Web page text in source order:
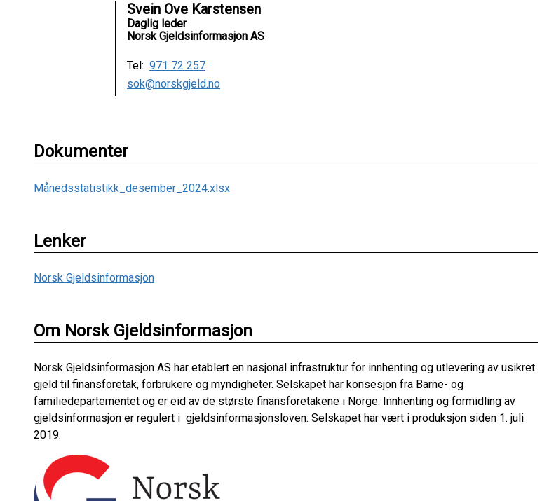
Svein Ove Karstensen
Daglig leder
Norsk Gjeldsinformasjon AS
Tel: 971 72 257
sok@norskgjeld.no
Dokumenter
Månedsstatistikk_desember_2024.xlsx
Lenker
Norsk Gjeldsinformasjon
Om Norsk Gjeldsinformasjon
Norsk Gjeldsinformasjon AS har etablert en nasjonal infrastruktur for innhenting og utlevering av usikret
gjeld til finansforetak, forbrukere og myndigheter. Selskapet har konsesjon fra Barne- og
familiedepartementet og er eid av de største finansforetakene i Norge. Innhenting og formidling av
gjeldsinformasjon er regulert i gjeldsinformasjonsloven. Selskapet har vært i produksjon siden 1. juli
2019.